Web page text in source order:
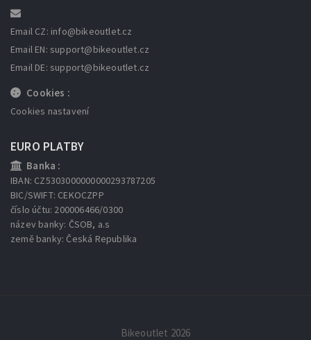
Email CZ: info@bikeoutlet.cz
Email EN: support@bikeoutlet.cz
Email DE: support@bikeoutlet.cz
Cookies :
Cookies nastavení
EURO PLATBY
Banka :
IBAN: CZ5303000000000293787205
BIC/SWIFT: CEKOCZPP
číslo účtu: 200006466/0300
název banky: ČSOB, a.s
země banky: Česká Republika
Bikeoutlet 2026